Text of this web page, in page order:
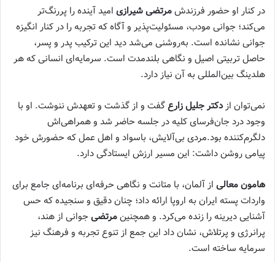
در کنار او حضور فرزندشمرتضی شیرازی امید آینده را پررنگ‌تر
می‌کند؛ جوانی مودب، مسئولیت‌پذیر و آگاه که تجربه را در کنار انگیزه
جوانی نشاند‌ه است. به‌روشنی می‌شد دید این ترکیب پدر و پسر،
حاصل تربیتی اصیل و نگاهی بلندمدت است. سرمایه‌ای انسانی که هر
هلدینگ بین‌المللی به آن نیاز دارد.
نمی‌توان ازدکتر جلیل زارعگفت و از گذشت و تعهدش ننوشت. او با
وجود درد جان‌فرسای کلیه در جلسه حاضر شد و همراهی‌اش
دلگرم‌کننده بود.مردی بی‌آلایش، باسواد و اهل عمل که حضورش خود
پیامی روشن داشت: این مسیر ارزش ایستادگی دارد.
هامون معالی از آلمان، با متانت و نگاهی حرفه‌ای برنامه‌ای جامع برای
واردات پسته ایران به اروپا ارائه داد؛ چنان دقیق و سنجیده که حس
آشنایی دیرینه را زنده می‌کرد. و همچنینمرتضیجوانی از هند،
پرانرژی و پرتلاش، نشان داد این جمع از تنوع تجربه و فرهنگ نیز
سرمایه ساخته است.